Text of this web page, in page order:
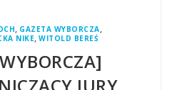
, GAZETA WYBORCZA,
NIKE, WITOLD BEREŚ